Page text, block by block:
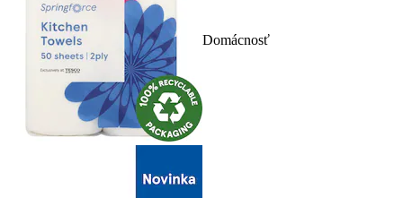
Domácnosť